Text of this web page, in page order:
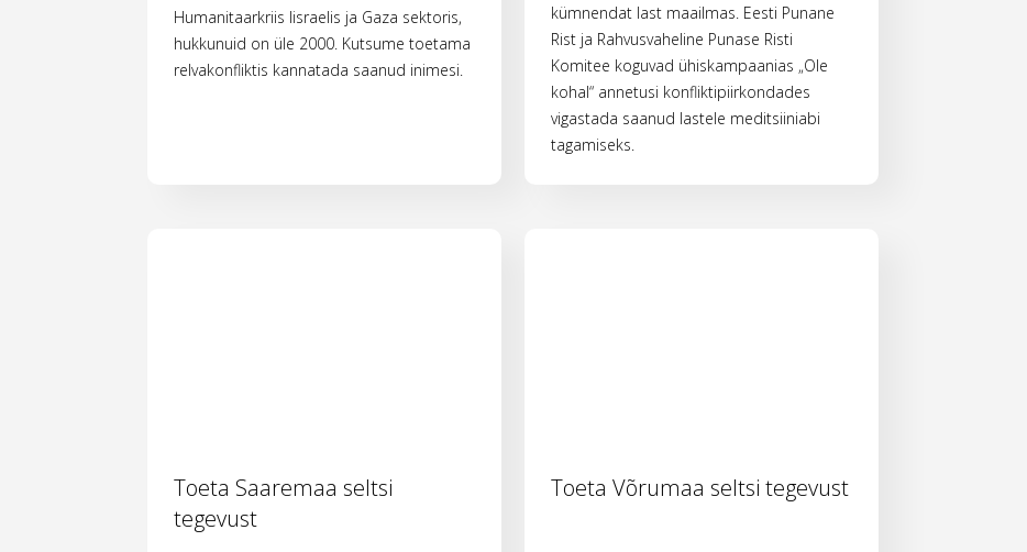
Humanitaarkriis Iisraelis ja Gaza sektoris,
hukkunuid on üle 2000. Kutsume toetama
relvakonfliktis kannatada saanud inimesi.
kümnendat last maailmas. Eesti Punane
Rist ja Rahvusvaheline Punase Risti
Komitee koguvad ühiskampaanias „Ole
kohal“ annetusi konfliktipiirkondades
vigastada saanud lastele meditsiiniabi
tagamiseks.
Toeta Saaremaa seltsi
tegevust
Toeta Võrumaa seltsi tegevust